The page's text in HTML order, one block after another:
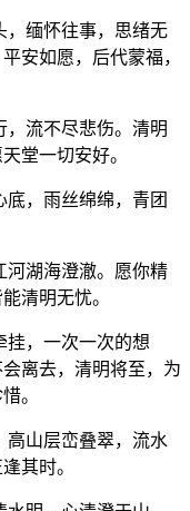
，缅怀往事，思绪无
安如愿，后代蒙福，
，流不尽悲伤。清明
堂一切安好。
底，雨丝绵绵，青团
河湖海澄澈。愿你精
清明无忧。
挂，一次一次的想
离去，清明将至，为
。
高山层峦叠翠，流水
其时。